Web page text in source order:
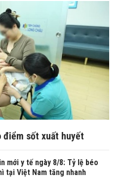
điểm sốt xuất huyết
mới y tế ngày 8/8: Tỷ lệ béo
tại Việt Nam tăng nhanh